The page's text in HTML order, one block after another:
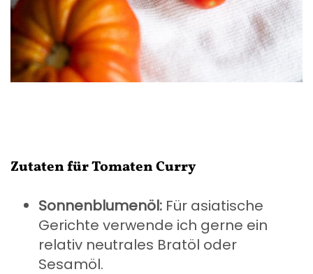
Zutaten für Tomaten Curry
Sonnenblumenöl: Für asiatische
Gerichte verwende ich gerne ein
relativ neutrales Bratöl oder
Sesamöl.